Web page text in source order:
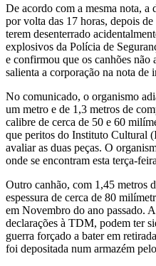
De acordo com a mesma nota, a
por volta das 17 horas, depois
terem desenterrado
explosivos da Polícia de
e confirmou que os canhões não
salienta a corporação na nota de
No comunicado, o organismo
um metro e de 1,3 metros de
calibre de cerca de 50 e 60
que peritos do Instituto Cultural
avaliar as duas peças. O
onde se encontram esta terça-
Outro canhão, com 1,45 metros
espessura de cerca de 80
em Novembro do ano passado.
declarações à TDM, podem ter
guerra forçado a bater em
foi depositada num armazém